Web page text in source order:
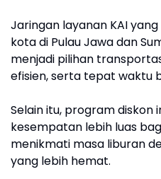
Jaringan layanan KAI
kota di Pulau Jawa dan
menjadi pilihan
efisien, serta tepat waktu
Selain itu, program
kesempatan lebih luas
menikmati masa liburan
yang lebih hemat.